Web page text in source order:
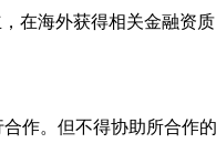
在海外获得相关金融资
作。但不得协助所合作